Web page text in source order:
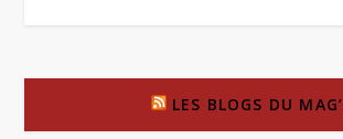
LES BLOGS DU MAG’